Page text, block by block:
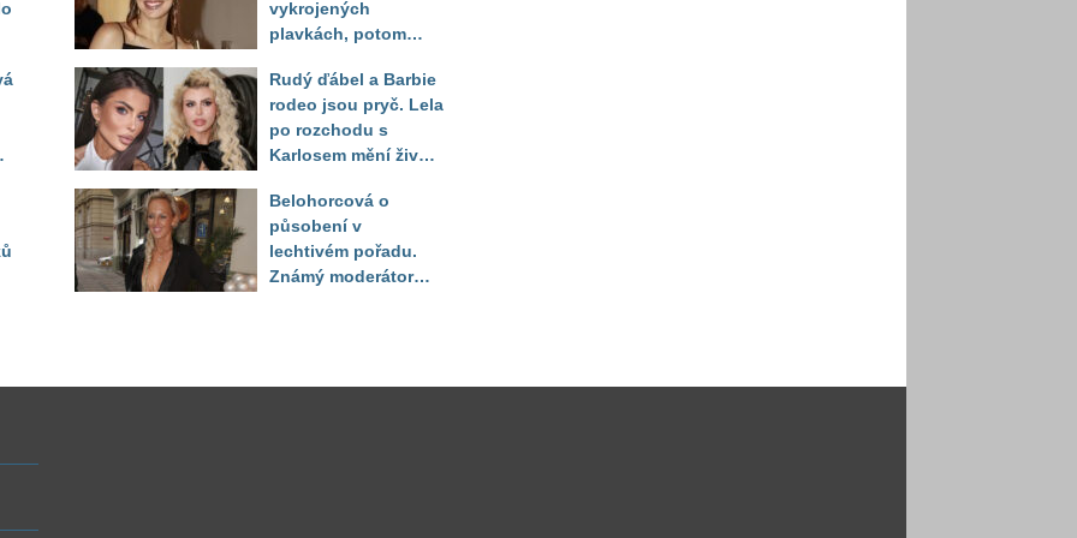
vykrojených
plavkách, potom
těla
Rudý ďábel a Barbie
rodeo jsou pryč. Lela
po rozchodu s
Karlosem mění život i
Sandeva
Belohorcová o
působení v
lechtivém pořadu.
Známý moderátor